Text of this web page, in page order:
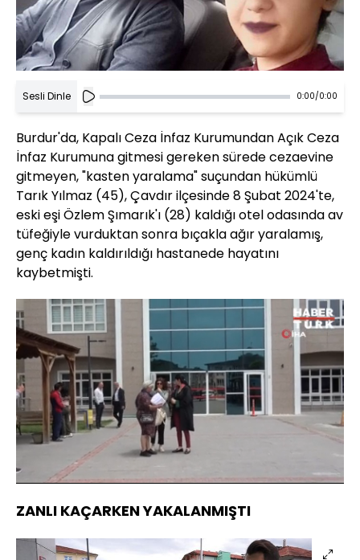
Sesli Dinle 0:00/0:00
Burdur'da, Kapalı Ceza İnfaz Kurumundan Açık Ceza
İnfaz Kurumuna gitmesi gereken sürede cezaevine
gitmeyen, "kasten yaralama" suçundan hükümlü
Tarık Yılmaz (45), Çavdır ilçesinde 8 Şubat 2024'te,
eski eşi Özlem Şımarık'ı (28) kaldığı otel odasında av
tüfeğiyle vurduktan sonra bıçakla ağır yaralamış,
genç kadın kaldırıldığı hastanede hayatını
kaybetmişti.
Sesi
Aç
Yüklendi
17.37%
Hızı
ZANLI KAÇARKEN YAKALANMIŞTI